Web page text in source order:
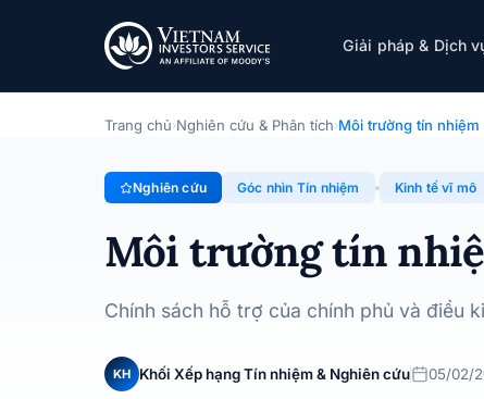
Giải pháp & Dịch
Môi trường tín nhiệm - Triển vọng 2025
Chuyên đề · Góc nhìn Tín nhiệm · 05/02/2025
Trang chủ›Nghiên cứu & Phân tích›Môi trường tín
Nghiên cứu Góc nhìn Tín nhiệm Kinh tế vĩ mô
Môi trường tín
Chính sách hỗ trợ của chính phủ và điều
KH Khối Xếp hạng Tín nhiệm & Nghiên cứu 05/02/